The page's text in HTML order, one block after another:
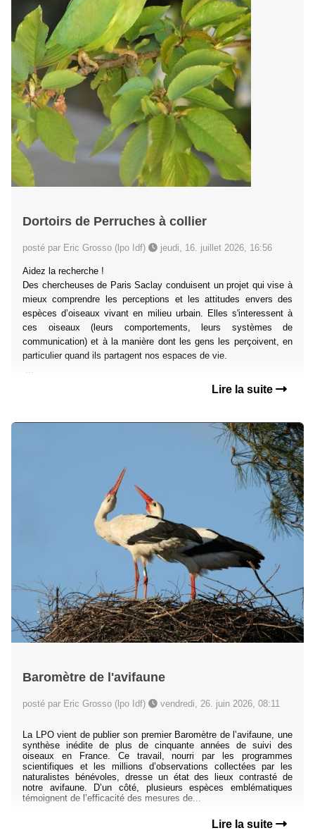
Dortoirs de Perruches à collier
posté par Eric Grosso (lpo Idf) jeudi, 16. juillet 2026, 16:56
Aidez la recherche !
Des chercheuses de Paris Saclay conduisent un projet qui vise à
mieux comprendre les perceptions et les attitudes envers des
espèces d’oiseaux vivant en milieu urbain. Elles s'interessent à
ces oiseaux (leurs comportements, leurs systèmes de
communication) et à la manière dont les gens les perçoivent, en
particulier quand ils partagent nos espaces de vie.
...
Lire la suite
Baromètre de l'avifaune
posté par Eric Grosso (lpo Idf) vendredi, 26. juin 2026, 08:11
La LPO vient de publier son premier Baromètre de l’avifaune, une
synthèse inédite de plus de cinquante années de suivi des
oiseaux en France. Ce travail, nourri par les programmes
scientifiques et les millions d’observations collectées par les
naturalistes bénévoles, dresse un état des lieux contrasté de
notre avifaune. D’un côté, plusieurs espèces emblématiques
témoignent de l’efficacité des mesures de...
Lire la suite